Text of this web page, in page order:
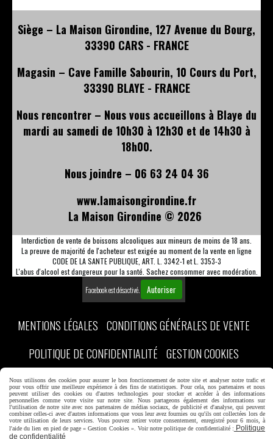
Siège – La Maison Girondine, 127 Avenue du Bourg,
33390 CARS - FRANCE
Magasin – Cave Famille Sabourin, 10 Cours du Port,
33390 BLAYE - FRANCE
Nous rencontrer – Nous vous accueillons à Blaye du
mardi au samedi de 10h30 à 12h30 et de 14h30 à
18h00.
Nous joindre – 06 63 24 04 36
www.lamaisongirondine.fr
La Maison Girondine © 2026
Interdiction de vente de boissons alcooliques aux mineurs de moins de 18 ans.
La preuve de majorité de l'acheteur est exigée au moment de la vente en ligne
CODE DE LA SANTE PUBLIQUE, ART. L. 3342-1 et L. 3353-3
L'abus d'alcool est dangereux pour la santé. Sachez consommer avec modération.
Facebook est désactivé.
Autoriser
MENTIONS LÉGALES CONDITIONS GÉNÉRALES DE VENTE
POLITIQUE DE CONFIDENTIALITÉ GESTION COOKIES
MON COMPTE CRÉER UN SITE INTERNET DISCOVER BORDEAUX
Nous utilisons des cookies pour assurer le bon fonctionnement de notre site et analyser notre trafic et
pour vous offrir une meilleure expérience à des fins de statistiques. Pour cela, nos partenaires et nous
peuvent utiliser des cookies ou d'autres technologies pour stocker et accéder à des informations
personnelles comme votre visite sur notre site. Nous partageons également des informations sur
l'utilisation de notre site avec nos partenaires de médias sociaux, de publicité et d'analyse, qui peuvent
combiner celles-ci avec d'autres informations que vous leur avez fournies ou qu'ils ont collectées lors de
votre utilisation de leurs services. Vous pouvez retirer votre consentement, enregistré pour 6 mois, à
l'aide du lien en pied de page « Gestion Cookies ». Voir notre politique de confidentialité : Politique
de confidentialité